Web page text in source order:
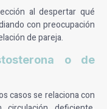
al despertar qué
con preocupación
de pareja.
o de
casos se relaciona con